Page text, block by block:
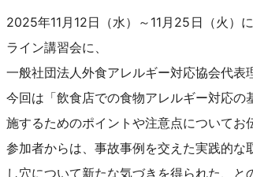
2025年11月12日（水）～11月25日（火）
ライン講習会に、
一般社団法人外食アレルギー対応協会代表
今回は「飲食店での食物アレルギー対応
施するためのポイントや注意点についてお
参加者からは、事故事例を交えた実践的
し穴について新たな気づきを得られた、と